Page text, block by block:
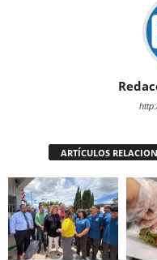
ARTÍCULOS